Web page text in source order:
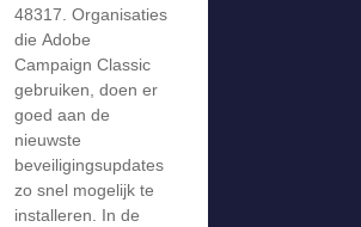
48317. Organisaties
die Adobe
Campaign Classic
gebruiken, doen er
goed aan de
nieuwste
beveiligingsupdates
zo snel mogelijk te
installeren. In de